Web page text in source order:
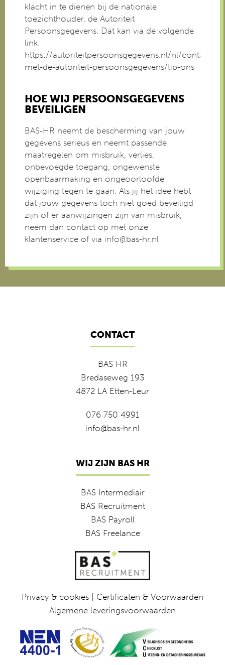
klacht in te dienen bij de nationale
toezichthouder, de Autoriteit
Persoonsgegevens. Dat kan via de volgende
link:
https://autoriteitpersoonsgegevens.nl/nl/contact-
met-de-autoriteit-persoonsgegevens/tip-ons
HOE WIJ PERSOONSGEGEVENS
BEVEILIGEN
BAS-HR neemt de bescherming van jouw
gegevens serieus en neemt passende
maatregelen om misbruik, verlies,
onbevoegde toegang, ongewenste
openbaarmaking en ongeoorloofde
wijziging tegen te gaan. Als jij het idee hebt
dat jouw gegevens toch niet goed beveiligd
zijn of er aanwijzingen zijn van misbruik,
neem dan contact op met onze
klantenservice of via info@bas-hr.nl
CONTACT
BAS HR
Bredaseweg 193
4872 LA Etten-Leur
076 750 4991
info@bas-hr.nl
WIJ ZIJN BAS HR
BAS Intermediair
BAS Recruitment
BAS Payroll
BAS Freelance
Privacy & cookies
Certificaten & Voorwaarden
Algemene leveringsvoorwaarden